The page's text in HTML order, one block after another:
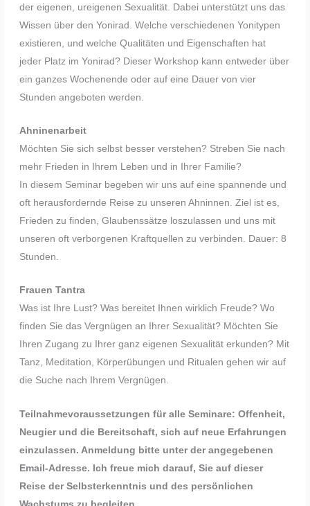
der eigenen, ureigenen Sexualität. Dabei unterstützt uns das
Wissen über den Yonirad. Welche verschiedenen Yonitypen
existieren, und welche Qualitäten und Eigenschaften hat
jeder Platz im Yonirad? Dieser Workshop kann entweder über
ein ganzes Wochenende oder auf eine Dauer von vier
Stunden angeboten werden.
Ahninenarbeit
Möchten Sie sich selbst besser verstehen? Streben Sie nach
mehr Frieden in Ihrem Leben und in Ihrer Familie?
In diesem Seminar begeben wir uns auf eine spannende und
oft herausfordernde Reise zu unseren Ahninnen. Ziel ist es,
Frieden zu finden, Glaubenssätze loszulassen und uns mit
unseren oft verborgenen Kraftquellen zu verbinden. Dauer: 8
Stunden.
Frauen Tantra
Was ist Ihre Lust? Was bereitet Ihnen wirklich Freude? Wo
finden Sie das Vergnügen an Ihrer Sexualität? Möchten Sie
Ihren Zugang zu Ihrer ganz eigenen Sexualität erkunden? Mit
Tanz, Meditation, Körperübungen und Ritualen gehen wir auf
die Suche nach Ihrem Vergnügen.
Teilnahmevoraussetzungen für alle Seminare: Offenheit,
Neugier und die Bereitschaft, sich auf neue Erfahrungen
einzulassen. Anmeldung bitte unter der angegebenen
Email-Adresse. Ich freue mich darauf, Sie auf dieser
Reise der Selbsterkenntnis und des persönlichen
Wachstums zu begleiten.